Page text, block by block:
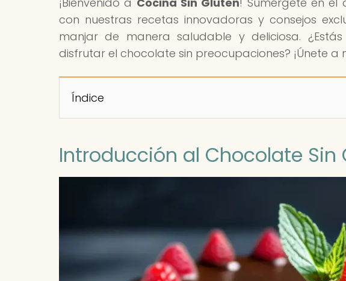
con nuestras recetas innovadoras y consejos
manjar de manera saludable y deliciosa.
disfrutar el chocolate sin preocupaciones? ¡Únete
Índice
Introducción al Chocolate Sin